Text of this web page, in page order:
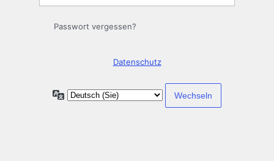
Passwort vergessen?
Datenschutz
Sprache